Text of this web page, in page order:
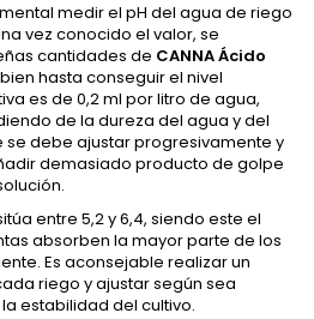
medir el pH del agua de riego
vez conocido el valor, se
cantidades de CANNA Ácido
hasta conseguir el nivel
es de 0,2 ml por litro de agua,
de la dureza del agua y del
se debe ajustar progresivamente y
demasiado producto de golpe
entre 5,2 y 6,4, siendo este el
absorben la mayor parte de los
Es aconsejable realizar un
riego y ajustar según sea
estabilidad del cultivo.